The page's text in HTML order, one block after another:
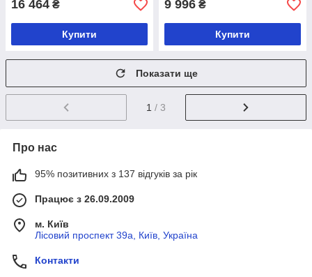
16 464 ₴
Купити
9 996 ₴
Купити
Показати ще
1 / 3
Про нас
95% позитивних з 137 відгуків за рік
Працює з 26.09.2009
м. Київ
Лісовий проспект 39а, Київ, Україна
Контакти